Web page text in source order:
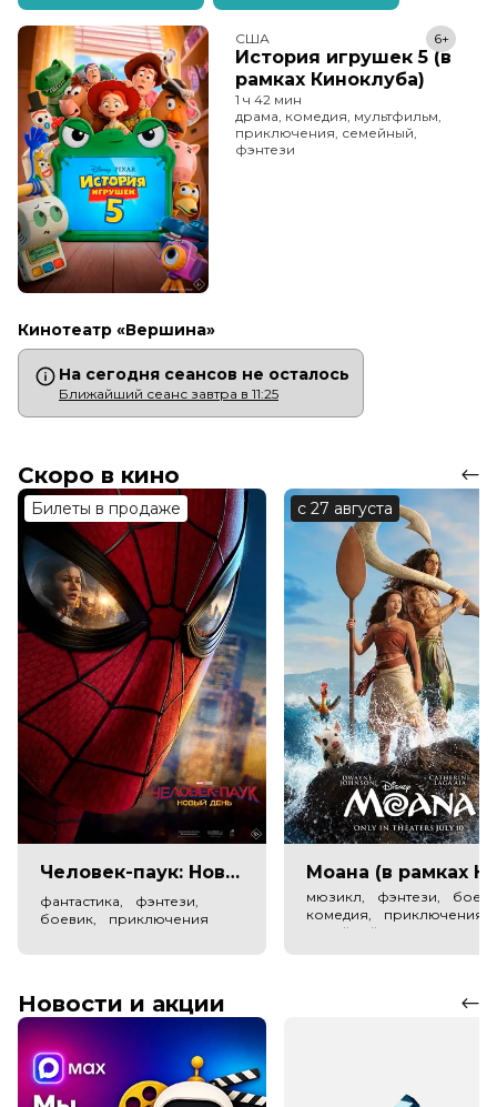
США
История игрушек 5 (в
рамках Киноклуба)
6+
1 ч 42 мин
драма, комедия, мультфильм,
приключения, семейный,
фэнтези
Кинотеатр «Вершина»
На сегодня сеансов не осталось
Ближайший сеанс завтра в 11:25
Скоро в кино
Билеты в продаже
Человек-паук: Новый день (в рамках Киноклуба) (12+)
фантастика, фэнтези,
боевик, приключения
с 27 августа
мюзикл, фэнтези,
комедия, приключения,
семейный
Новости и акции